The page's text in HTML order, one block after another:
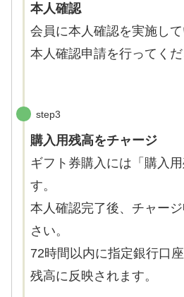
本人確認
会員に本人確認を実施して
本人確認申請を行ってくだ
step3
購入用残高をチャージ
ギフト券購入には「購入
す。
本人確認完了後、チャー
さい。
72時間以内に指定銀行口
残高に反映されます。